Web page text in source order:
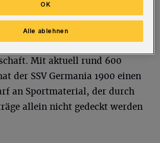
weiteres Trainingsmaterial
Ausrüstungen für die
bis hin zur 1.
Mit aktuell rund 600
der SSV Germania 1900 einen
an Sportmaterial, der durch
allein nicht gedeckt werden
Alle ablehnen
OK